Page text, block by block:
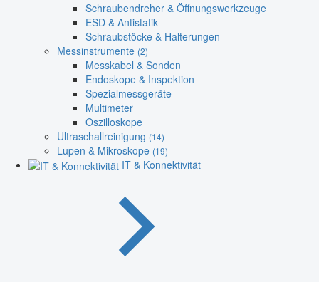
Schraubendreher & Öffnungswerkzeuge
ESD & Antistatik
Schraubstöcke & Halterungen
Messinstrumente (2)
Messkabel & Sonden
Endoskope & Inspektion
Spezialmessgeräte
Multimeter
Oszilloskope
Ultraschallreinigung (14)
Lupen & Mikroskope (19)
IT & Konnektivität